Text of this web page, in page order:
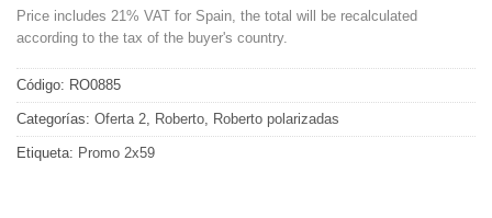
Price includes 21% VAT for Spain, the total will be recalculated
according to the tax of the buyer's country.
Código: RO0885
Categorías: Oferta 2, Roberto, Roberto polarizadas
Etiqueta: Promo 2x59